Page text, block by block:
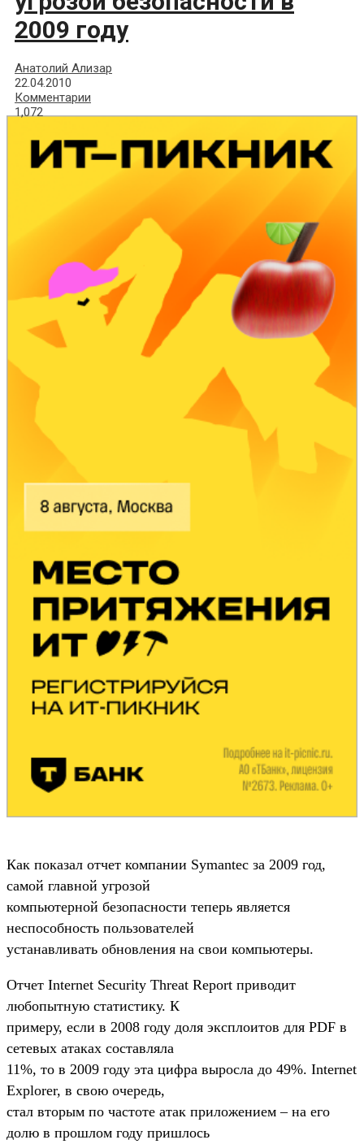
2009 году
Анатолий Ализар
22.04.2010
Комментарии
1,072
Как показал отчет компании Symantec за 2009 год,
самой главной угрозой
компьютерной безопасности теперь является
неспособность пользователей
устанавливать обновления на свои компьютеры.
Отчет Internet Security Threat Report приводит
любопытную статистику. К
примеру, если в 2008 году доля эксплоитов для PDF в
сетевых атаках составляла
11%, то в 2009 году эта цифра выросла до 49%. Internet
Explorer, в свою очередь,
стал вторым по частоте атак приложением – на его
долю в прошлом году пришлось